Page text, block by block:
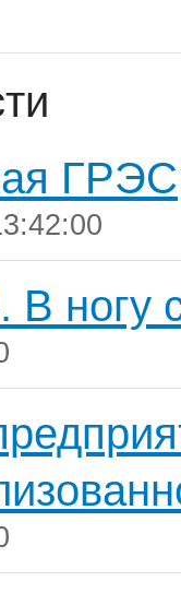
ГРЭС
В ногу